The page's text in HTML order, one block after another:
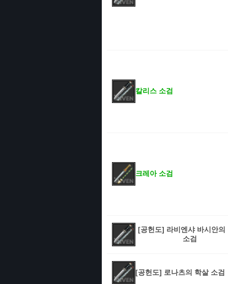
칼리스 소검
크레아 소검
[공헌도] 라비엔샤 바시안의
소검
[공헌도] 로나츠의 학살 소검